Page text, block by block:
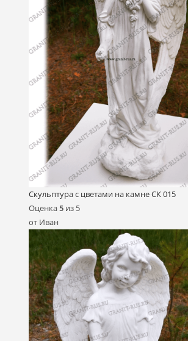
Скульптура с цветами на камне СК 015
Оценка5 из 5
от Иван